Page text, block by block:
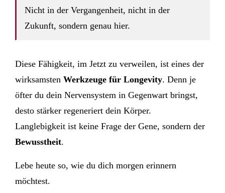
Nicht in der Vergangenheit, nicht in der
Zukunft, sondern genau hier.
Diese Fähigkeit, im Jetzt zu verweilen, ist eines der
wirksamsten Werkzeuge für Longevity. Denn je
öfter du dein Nervensystem in Gegenwart bringst,
desto stärker regeneriert dein Körper.
Langlebigkeit ist keine Frage der Gene, sondern der
Bewusstheit.
Lebe heute so, wie du dich morgen erinnern
möchtest.